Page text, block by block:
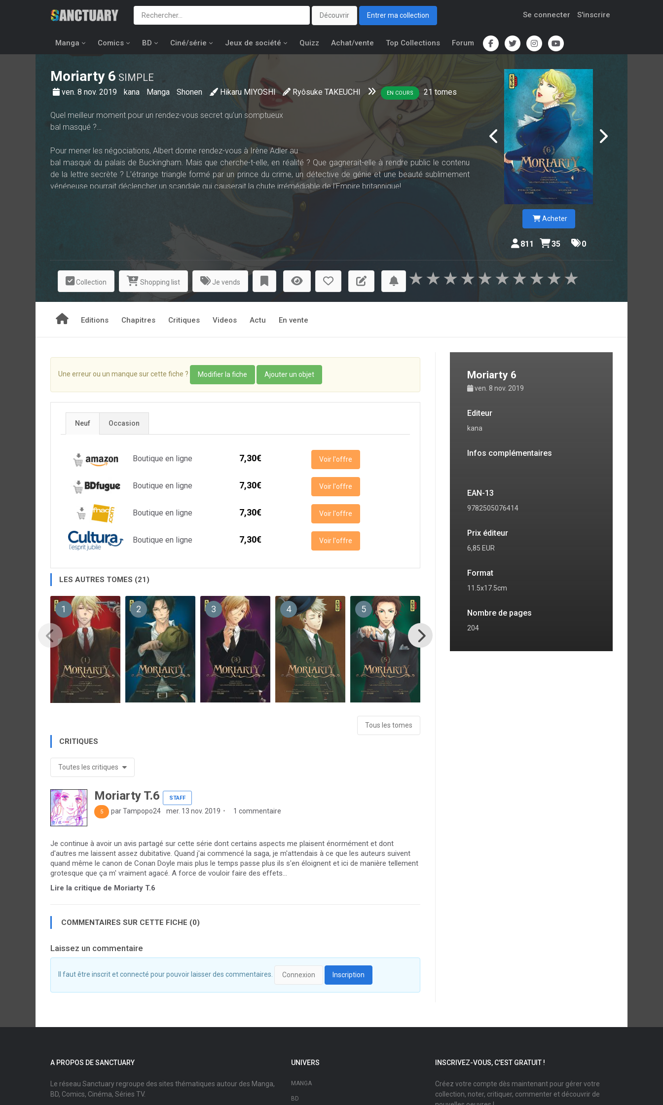
Découvrir Entrer ma collection Se connecter S'inscrire
Manga Comics BD Ciné/série Jeux de société Quizz Achat/vente Top Collections Forum
Moriarty6 SIMPLE
ven. 8 nov. 2019 kana Manga Shonen Hikaru MIYOSHI Ryôsuke TAKEUCHI EN COURS 21 tomes
Quel meilleur moment pour un rendez-vous secret qu’un somptueux
bal masqué ?…
Pour mener les négociations, Albert donne rendez-vous à Irène Adler au
bal masqué du palais de Buckingham. Mais que cherche-t-elle, en réalité ? Que gagnerait-elle à rendre public le contenu
de la lettre secrète ? L’étrange triangle formé par un prince du crime, un détective de génie et une beauté sublimement
vénéneuse pourrait déclencher un scandale qui causerait la chute irrémédiable de l’Empire britannique!
Acheter
811 35 0
Collection Shopping list Je vends ★
★
★
★
★
★
★
★
★
★
Editions Chapitres Critiques Videos Actu En vente
Une erreur ou un manque sur cette fiche ? Modifier la fiche Ajouter un objet
Neuf Occasion
Boutique en ligne 7,30€ Voir l'offre
Boutique en ligne 7,30€ Voir l'offre
Boutique en ligne 7,30€ Voir l'offre
Boutique en ligne 7,30€ Voir l'offre
LES AUTRES TOMES (21)
1 2 3 4 5 7
Tous les tomes
CRITIQUES
Toutes les critiques
Moriarty T.6 STAFF
5 par Tampopo24 mer. 13 nov. 2019 1 commentaire
Je continue à avoir un avis partagé sur cette série dont certains aspects me plaisent énormément et dont
d'autres me laissent assez dubitative. Quand j'ai commencé la saga, je m'attendais à ce que les auteurs suivent
quand même le canon de Conan Doyle mais plus le temps passe plus ils s'en éloignent et ici de manière tellement
grotesque que ça m' vraiment agacé. A force de vouloir faire des effets...
Lire la critique de Moriarty T.6
COMMENTAIRES SUR CETTE FICHE (0)
Laissez un commentaire
Il faut être inscrit et connecté pour pouvoir laisser des commentaires. Connexion Inscription
Moriarty 6
ven. 8 nov. 2019
Editeur
kana
Infos complémentaires
EAN-13
9782505076414
Prix éditeur
6,85 EUR
Format
11.5x17.5cm
Nombre de pages
204
A PROPOS DE SANCTUARY
Le réseau Sanctuary regroupe des sites thématiques autour des Manga,
BD, Comics, Cinéma, Séries TV.
UNIVERS
MANGA
BD
INSCRIVEZ-VOUS, C'EST GRATUIT !
Créez votre compte dès maintenant pour gérer votre
collection, noter, critiquer, commenter et découvrir de